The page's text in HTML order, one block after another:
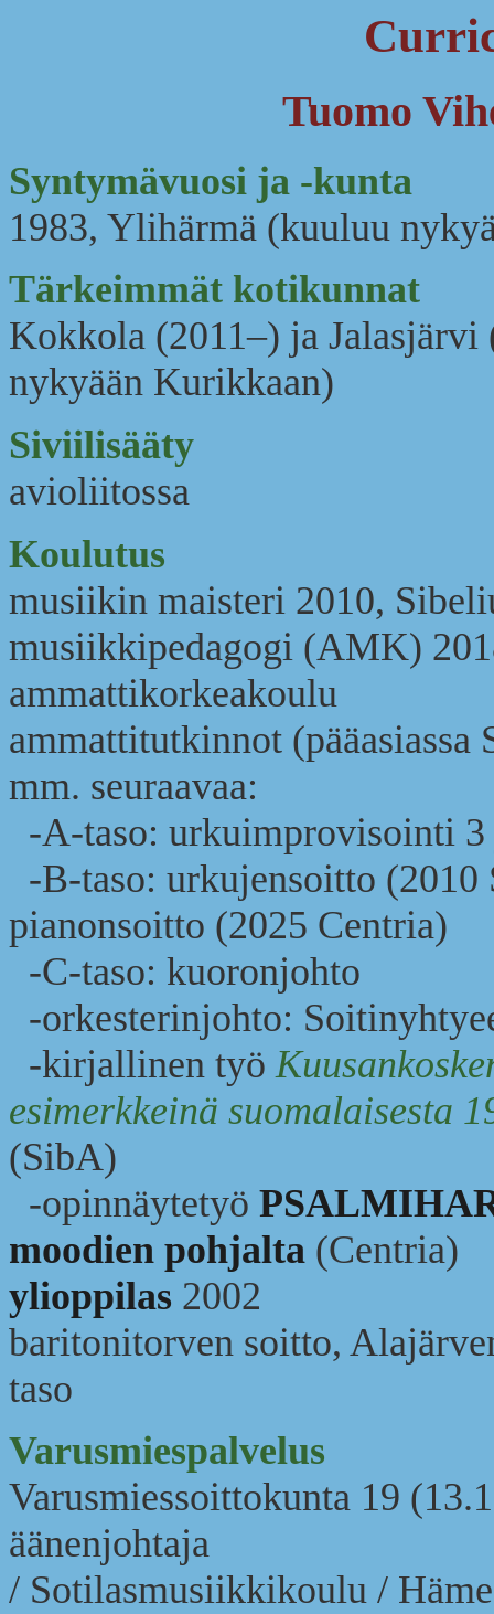
Tuomo
Syntymävuosi ja -kunta
1983, Ylihärmä (kuuluu
Tärkeimmät kotikunnat
Kokkola (2011–) ja
nykyään Kurikkaan)
Siviilisääty
avioliitossa
Koulutus
musiikin maisteri 2010,
musiikkipedagogi (AMK)
ammattikorkeakoulu
ammattitutkinnot (pääasiassa
mm. seuraavaa:
-A-taso: urkuimprovisointi 3
-B-taso: urkujensoitto
pianonsoitto (2025 Centria)
-C-taso: kuoronjohto
-orkesterinjohto:
-kirjallinen työ
esimerkkeinä suomalaisesta
(SibA)
-opinnäytetyö
moodien pohjalta (Centria)
ylioppilas 2002
baritonitorven soitto,
taso
Varusmiespalvelus
Varusmiessoittokunta 19
äänenjohtaja
/ Sotilasmusiikkikoulu /